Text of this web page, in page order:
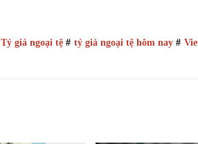
Tỷ giá ngoại tệ # tỷ giá ngoại tệ hôm nay #